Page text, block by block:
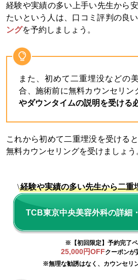
経験や実績の多い上手い先生から
たいという人は、口コミ評判の良
ングを予約しましょう。
また、初めて二重埋没などの
合、施術前に無料カウンセリン
やダウンタイムの説明を受ける
これから初めて二重埋没を受ける
無料カウンセリングを受けましょう
\経験や実績の多い先生から二重
TCB東京中央美容外科の詳細
※【初回限定】予約完了
25,000円OFFクーポンが
※無理な勧誘はなく、カウンセリ